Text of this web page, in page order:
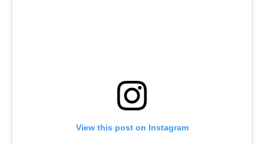
View this post on Instagram